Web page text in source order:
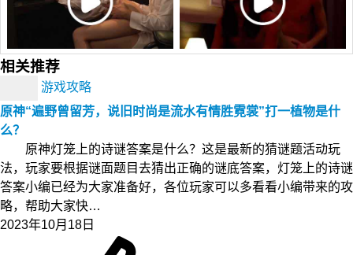
相关推荐
游戏攻略
原神“遍野曾留芳，说旧时尚是流水有情胜霓裳”打一植物是什
么？
原神灯笼上的诗谜答案是什么？这是最新的猜谜题活动玩
法，玩家要根据谜面题目去猜出正确的谜底答案，灯笼上的诗谜
答案小编已经为大家准备好，各位玩家可以多看看小编带来的攻
略，帮助大家快…
2023年10月18日